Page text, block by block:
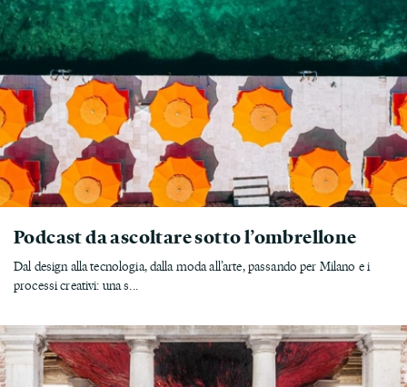
Podcast da ascoltare sotto l’ombrellone
Dal design alla tecnologia, dalla moda all’arte, passando per Milano e i
processi creativi: una s...